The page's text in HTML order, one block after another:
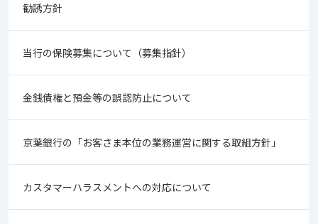
勧誘方針
当行の保険募集について（募集指針）
金銭債権と預金等の誤認防止について
京葉銀行の「お客さま本位の業務運営に関する取組方針」
カスタマーハラスメントへの対応について